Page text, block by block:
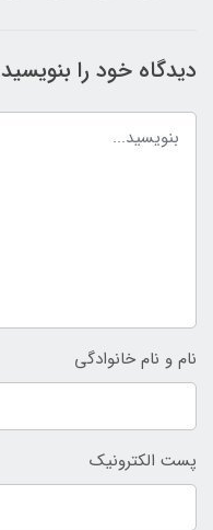
دیدگاه خود را بنویسید
نام و نام خانوادگی
پست الکترونیک